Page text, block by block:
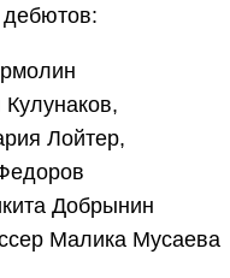
дебютов:
Лойтер,
Добрынин
Малика Мусаева